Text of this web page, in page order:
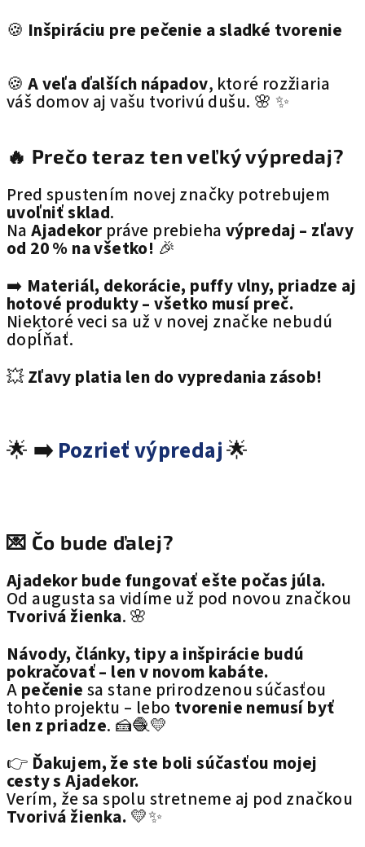
🍪 Inšpiráciu pre pečenie a sladké tvorenie
🍪 A veľa ďalších nápadov, ktoré rozžiaria
váš domov aj vašu tvorivú dušu. 🌸 ✨
🔥 Prečo teraz ten veľký výpredaj?
Pred spustením novej značky potrebujem
uvoľniť sklad.
NaAjadekor práve prebiehavýpredaj – zľavy
od 20 % na všetko! 🎉
➡️ Materiál, dekorácie, puffy vlny, priadze aj
hotové produkty – všetko musí preč.
Niektoré veci sa už v novej značke nebudú
dopĺňať.
💥Zľavy platia len do vypredania zásob!
🌟 ➡️ Pozrieť výpredaj🌟
💌 Čo bude ďalej?
Ajadekor bude fungovať ešte počas júla.
Od augusta sa vidíme už pod novou značkou
Tvorivá žienka. 🌸
Návody, články, tipy a inšpirácie budú
pokračovať – len v novom kabáte.
Apečeniesa stane prirodzenou súčasťou
tohto projektu – lebo tvorenie nemusí byť
len z priadze. 🍰🧶💛
👉 Ďakujem, že ste boli súčasťou mojej
cesty s Ajadekor.
Verím, že sa spolu stretneme aj pod značkou
Tvorivá žienka.💛✨